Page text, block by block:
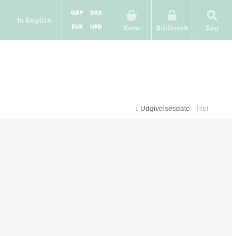
In English
Kurv
GBP
DKK
EUR
USD Bibliotek Søg
↓ Udgivelsesdato Titel